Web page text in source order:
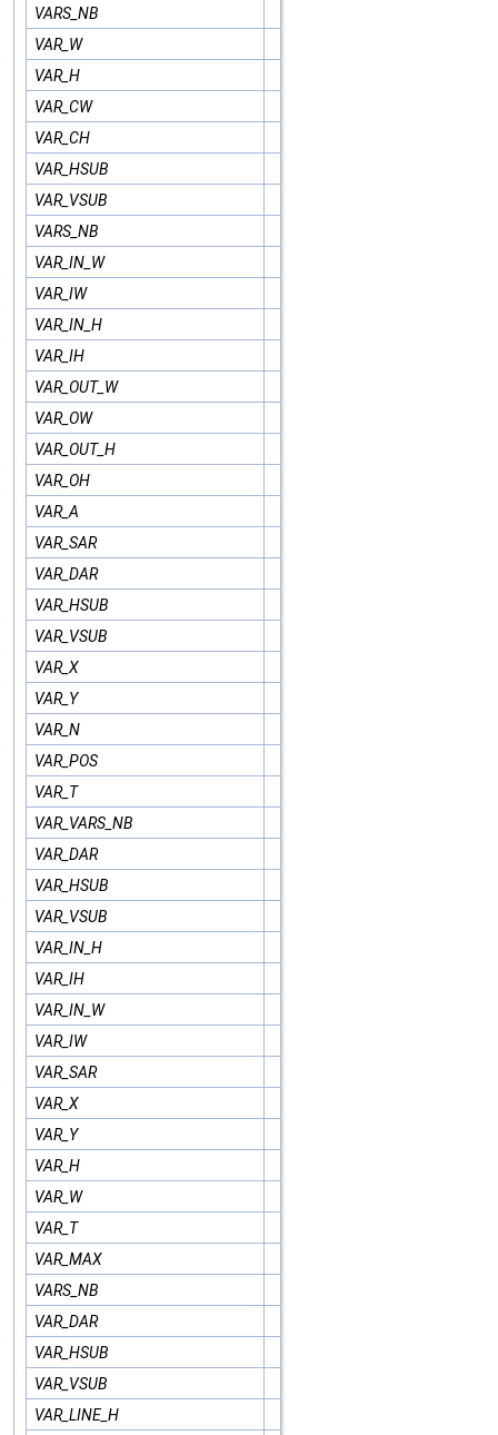
VARS_NB
VAR_W
VAR_H
VAR_CW
VAR_CH
VAR_HSUB
VAR_VSUB
VARS_NB
VAR_IN_W
VAR_IW
VAR_IN_H
VAR_IH
VAR_OUT_W
VAR_OW
VAR_OUT_H
VAR_OH
VAR_A
VAR_SAR
VAR_DAR
VAR_HSUB
VAR_VSUB
VAR_X
VAR_Y
VAR_N
VAR_POS
VAR_T
VAR_VARS_NB
VAR_DAR
VAR_HSUB
VAR_VSUB
VAR_IN_H
VAR_IH
VAR_IN_W
VAR_IW
VAR_SAR
VAR_X
VAR_Y
VAR_H
VAR_W
VAR_T
VAR_MAX
VARS_NB
VAR_DAR
VAR_HSUB
VAR_VSUB
VAR_LINE_H